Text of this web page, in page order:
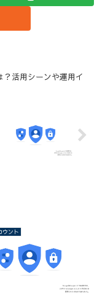
活用シーンや運用イ
ウント